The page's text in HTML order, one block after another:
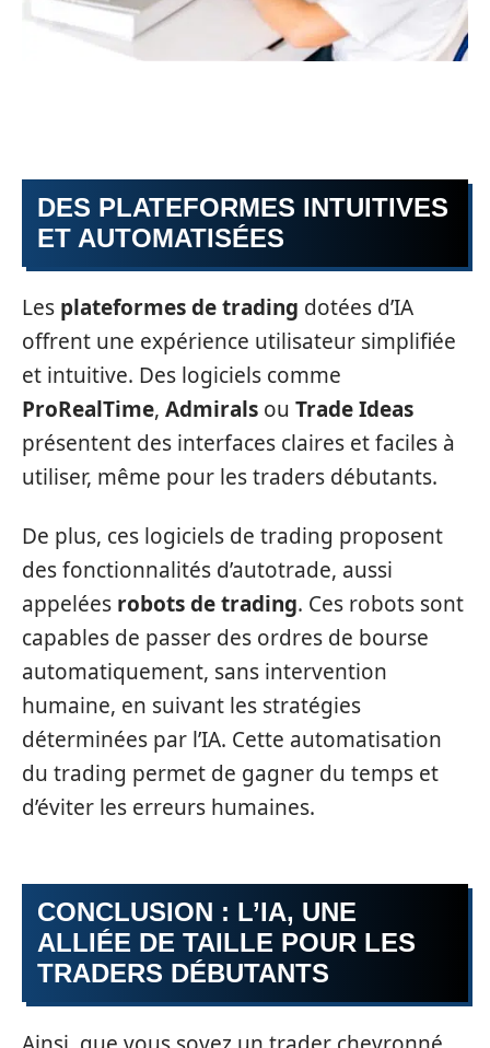
DES PLATEFORMES INTUITIVES
ET AUTOMATISÉES
Les plateformes de trading dotées d’IA
offrent une expérience utilisateur simplifiée
et intuitive. Des logiciels comme
ProRealTime, Admirals ou Trade Ideas
présentent des interfaces claires et faciles à
utiliser, même pour les traders débutants.
De plus, ces logiciels de trading proposent
des fonctionnalités d’autotrade, aussi
appelées robots de trading. Ces robots sont
capables de passer des ordres de bourse
automatiquement, sans intervention
humaine, en suivant les stratégies
déterminées par l’IA. Cette automatisation
du trading permet de gagner du temps et
d’éviter les erreurs humaines.
CONCLUSION : L’IA, UNE
ALLIÉE DE TAILLE POUR LES
TRADERS DÉBUTANTS